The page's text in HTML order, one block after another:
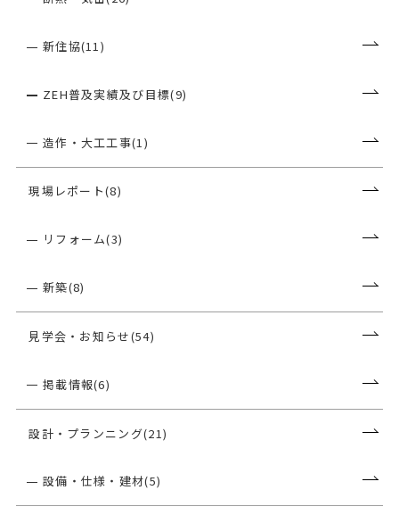
新住協(11)
ZEH普及実績及び目標(9)
造作・大工工事(1)
現場レポート(8)
リフォーム(3)
新築(8)
見学会・お知らせ(54)
掲載情報(6)
設計・プランニング(21)
設備・仕様・建材(5)